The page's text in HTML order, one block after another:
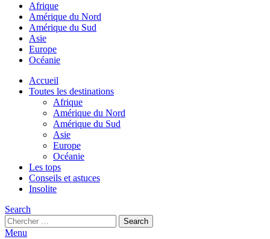
Afrique
Amérique du Nord
Amérique du Sud
Asie
Europe
Océanie
Accueil
Toutes les destinations
Afrique
Amérique du Nord
Amérique du Sud
Asie
Europe
Océanie
Les tops
Conseils et astuces
Insolite
Search
Search
for:
Search
Menu